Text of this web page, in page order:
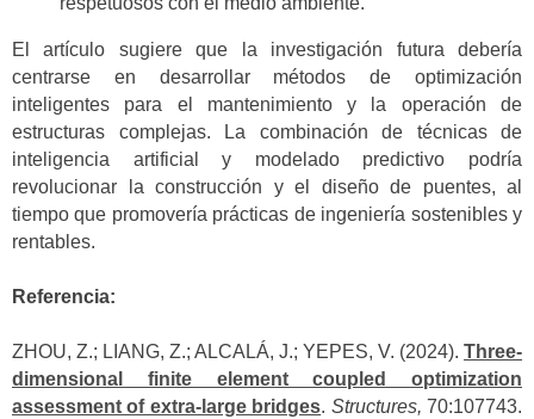
El artículo sugiere que la investigación futura debería
centrarse en desarrollar métodos de optimización
inteligentes para el mantenimiento y la operación de
estructuras complejas. La combinación de técnicas de
inteligencia artificial y modelado predictivo podría
revolucionar la construcción y el diseño de puentes, al
tiempo que promovería prácticas de ingeniería sostenibles y
rentables.
Referencia:
ZHOU, Z.; LIANG, Z.; ALCALÁ, J.; YEPES, V. (2024). Three-
dimensional finite element coupled optimization
assessment of extra-large bridges. Structures,70:107743.